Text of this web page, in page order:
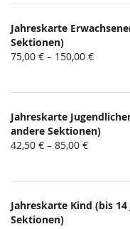
Jahreskarte
Sektionen)
von
75,00 € – 150,00 €
Jahreskarte
andere Sektionen)
von
42,50 € – 85,00 €
Jahreskarte Kind (bis
Sektionen)